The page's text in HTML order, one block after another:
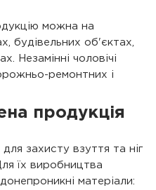
можна на
будівельних об'єктах,
Незамінні чоловічі
ремонтних і
​​продукція
для захисту взуття та ніг
їх виробництва
матеріали: